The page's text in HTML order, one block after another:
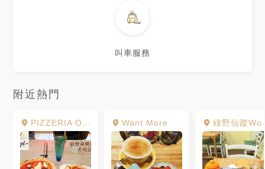
叫車服務
附近熱門
PIZZERIA OGGI 天母店 Want More 綠野仙蹤Wonderland cafe